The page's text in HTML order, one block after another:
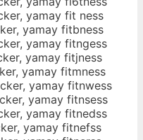
yamay fit ness
yamay fitbness
yamay fitngess
yamay fitjness
yamay fitmness
yamay fitnwess
yamay fitnsess
yamay fitnedss
yamay fitnefss